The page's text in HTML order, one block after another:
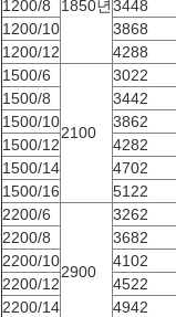
1850년
1200/8
3448
1200/10 3868
1200/12
4288
1500/6
2100
3022
1500/8 3442
1500/10
3862
1500/12
4282
1500/14
4702
1500/16
5122
2200/6
2900
3262
2200/8
3682
2200/10
4102
2200/12
4522
2200/14 4942